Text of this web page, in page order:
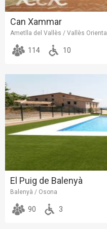
Can Xammar
Ametlla del Vallès / Vallès Oriental
114 10
El Puig de Balenyà
Balenyà / Osona
90 3